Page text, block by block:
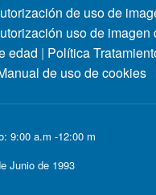
de uso de
uso de imagen
edad | Política
de uso de cookies
9:00 a.m -12:00 m
Junio de 1993